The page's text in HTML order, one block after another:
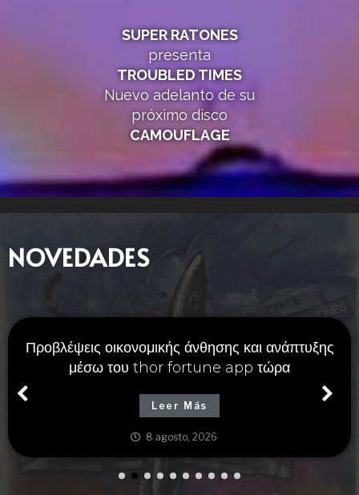
SUPER RATONES
presenta
TROUBLED TIMES
Nuevo adelanto de su
próximo disco
CAMOUFLAGE
NOVEDADES
Προβλέψεις οικονομικής άνθησης και ανάπτυξης
μέσω του thor fortune app τώρα
Leer Más
8 agosto, 2026